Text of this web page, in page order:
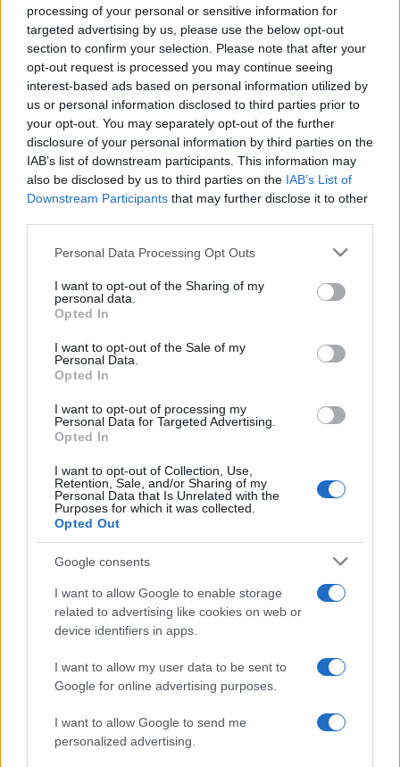
processing of your personal or sensitive information for
targeted advertising by us, please use the below opt-out
section to confirm your selection. Please note that after your
opt-out request is processed you may continue seeing
interest-based ads based on personal information utilized by
us or personal information disclosed to third parties prior to
your opt-out. You may separately opt-out of the further
disclosure of your personal information by third parties on the
IAB’s list of downstream participants. This information may
also be disclosed by us to third parties on the IAB’s List of
Downstream Participants that may further disclose it to other
Please note that this website/app uses one or more Google
not limited to your visit or usage behaviour. You may click to
grant or deny consent to Google and its third-party tags to
use your data for below specified purposes in below Google
consent section.
Personal Data Processing Opt Outs
I want to opt-out of the Sharing of my
personal data.
Opted In
I want to opt-out of the Sale of my
Personal Data.
Opted In
I want to opt-out of processing my
Personal Data for Targeted Advertising.
Opted In
I want to opt-out of Collection, Use,
Retention, Sale, and/or Sharing of my
Personal Data that Is Unrelated with the
Purposes for which it was collected.
Opted Out
Google consents
I want to allow Google to enable storage
related to advertising like cookies on web or
device identifiers in apps.
I want to allow my user data to be sent to
Google for online advertising purposes.
I want to allow Google to send me
personalized advertising.
corazze degli insetti alle setole e alle spine dei
ragni, ogni gruppo di invertebrati ha sviluppato
adattamenti unici per sopravvivere nel loro
ambiente. Queste strategie di difesa sono
fondamentali per la sopravvivenza degli
invertebrati e dimostrano la loro incredibile
capacità di adattamento.
Redazione Petstory.it
Continua a leggere